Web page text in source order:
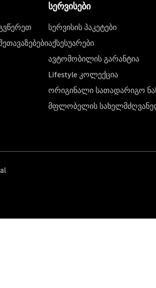
სერვისები
სერვისის პაკეტები
აქსესუარები
ავტომობილის გარანტია
Lifestyle კოლექცია
ორიგინალი სათადარიგო
მფლობელის